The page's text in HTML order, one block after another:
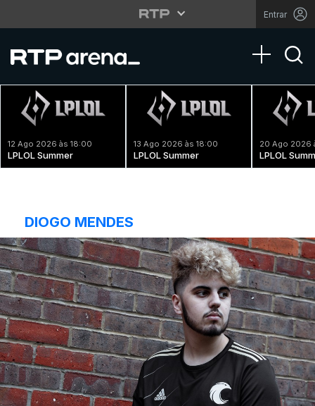
Entrar
Toggle
12 Ago 2026 às 18:00
LPLOL Summer
13 Ago 2026 às 18:00
LPLOL Summer
20 Ago 2026
LPLOL
DIOGO MENDES